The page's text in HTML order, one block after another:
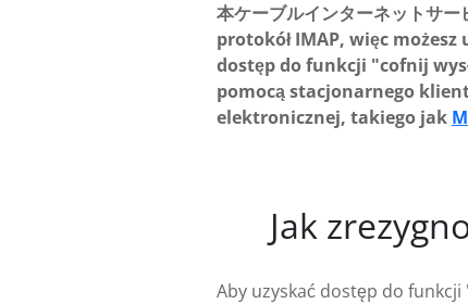
本ケーブルインターネットサ
protokół IMAP, więc możesz
dostęp do funkcji "cofnij
pomocą stacjonarnego
elektronicznej, takiego jak
Jak
Aby uzyskać dostęp do funkcji